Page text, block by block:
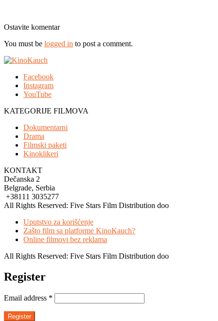
Ostavite komentar
You must be logged in to post a comment.
Facebook
Instagram
YouTube
KATEGORIJE FILMOVA
Dokumentarni
Drama
Filmski paketi
Kinoklikeri
KONTAKT
Dečanska 2
Belgrade, Serbia
+38111 3035277
All Rights Reserved: Five Stars Film Distribution doo
Uputstvo za korišćenje
Zašto film sa platforme KinoKauch?
Online filmovi bez reklama
All Rights Reserved: Five Stars Film Distribution doo
Register
Email address *
Register